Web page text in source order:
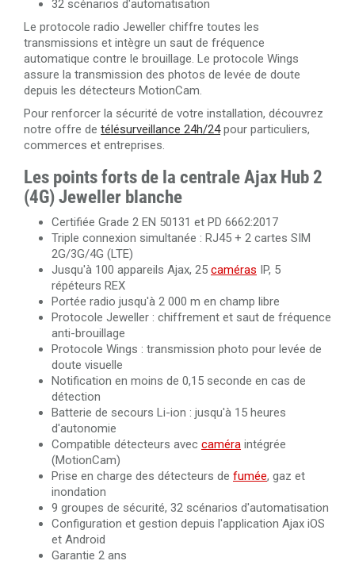
32 scénarios d'automatisation
Le protocole radio Jeweller chiffre toutes les
transmissions et intègre un saut de fréquence
automatique contre le brouillage. Le protocole Wings
assure la transmission des photos de levée de doute
depuis les détecteurs MotionCam.
Pour renforcer la sécurité de votre installation, découvrez
notre offre de télésurveillance 24h/24pour particuliers,
commerces et entreprises.
Les points forts de la centrale Ajax Hub 2
(4G) Jeweller blanche
Certifiée Grade 2 EN 50131 et PD 6662:2017
Triple connexion simultanée : RJ45 + 2 cartes SIM
2G/3G/4G (LTE)
Jusqu'à 100 appareils Ajax, 25 caméras IP, 5
répéteurs REX
Portée radio jusqu'à 2 000 m en champ libre
Protocole Jeweller : chiffrement et saut de fréquence
anti-brouillage
Protocole Wings : transmission photo pour levée de
doute visuelle
Notification en moins de 0,15 seconde en cas de
détection
Batterie de secours Li-ion : jusqu'à 15 heures
d'autonomie
Compatible détecteurs avec caméra intégrée
(MotionCam)
Prise en charge des détecteurs de fumée, gaz et
inondation
9 groupes de sécurité, 32 scénarios d'automatisation
Configuration et gestion depuis l'application Ajax iOS
et Android
Garantie 2 ans